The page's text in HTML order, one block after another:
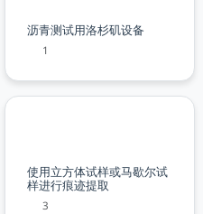
沥青测试用洛杉矶设备
1
使用立方体试样或马歇尔试
样进行痕迹提取
3